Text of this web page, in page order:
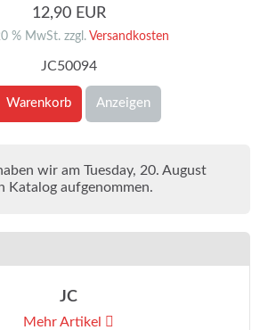
12,90 EUR
% MwSt. zzgl. Versandkosten
JC50094
Warenkorb Anzeigen
wir am Tuesday, 20. August
Katalog aufgenommen.
JC
Mehr Artikel